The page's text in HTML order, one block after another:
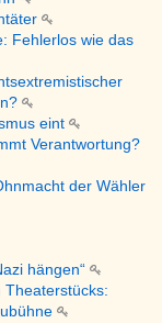
Fehlerlos wie das
eint
Verantwortung?
der Wähler
hängen“
Theaterstücks: